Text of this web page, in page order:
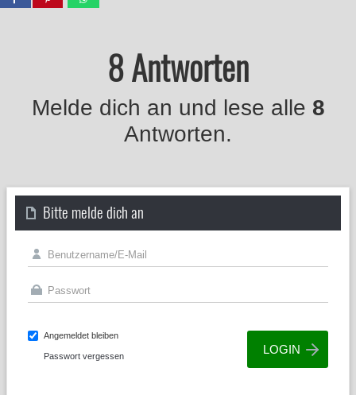
8 Antworten
Melde dich an und lese alle 8
Antworten.
Bitte melde dich an
Angemeldet bleiben
Passwort vergessen